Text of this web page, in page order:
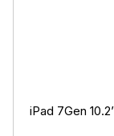
iPad 7Gen